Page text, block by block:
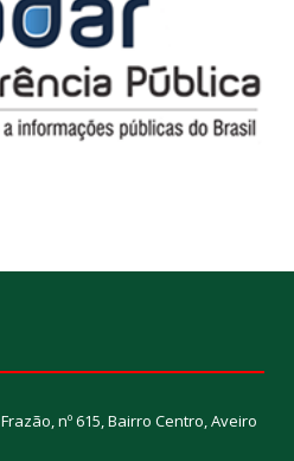
nº 615, Bairro Centro, Aveiro